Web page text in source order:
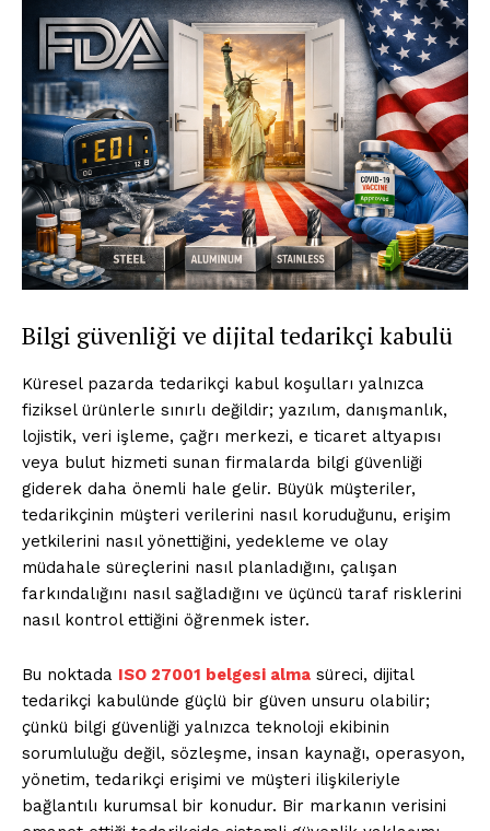
Bilgi güvenliği ve dijital tedarikçi kabulü
Küresel pazarda tedarikçi kabul koşulları yalnızca
fiziksel ürünlerle sınırlı değildir; yazılım, danışmanlık,
lojistik, veri işleme, çağrı merkezi, e ticaret altyapısı
veya bulut hizmeti sunan firmalarda bilgi güvenliği
giderek daha önemli hale gelir. Büyük müşteriler,
tedarikçinin müşteri verilerini nasıl koruduğunu, erişim
yetkilerini nasıl yönettiğini, yedekleme ve olay
müdahale süreçlerini nasıl planladığını, çalışan
farkındalığını nasıl sağladığını ve üçüncü taraf risklerini
nasıl kontrol ettiğini öğrenmek ister.
Bu noktada ISO 27001 belgesi alma süreci, dijital
tedarikçi kabulünde güçlü bir güven unsuru olabilir;
çünkü bilgi güvenliği yalnızca teknoloji ekibinin
sorumluluğu değil, sözleşme, insan kaynağı, operasyon,
yönetim, tedarikçi erişimi ve müşteri ilişkileriyle
bağlantılı kurumsal bir konudur. Bir markanın verisini